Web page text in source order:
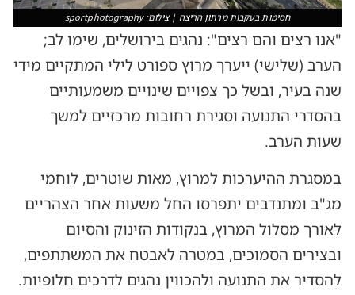
חסימות בעקבות מרתון הריצה | צילום: sportphotography
"אנו רצים והם רצים": נהגים בירושלים, שימו לב;
הערב (שלישי) ייערך מרוץ ספורט לילי המתקיים מידי
שנה בעיר, ובשל כך צפויים שינויים משמעותיים
בהסדרי התנועה וסגירת רחובות מרכזיים למשך
שעות הערב.
במסגרת ההיערכות למרוץ, מאות שוטרים, לוחמי
מג"ב ומתנדבים יתפרסו החל משעות אחר הצהריים
לאורך מסלול המרוץ, בנקודות הזינוק והסיום
ובצירים הסמוכים, במטרה לאבטח את המשתתפים,
להסדיר את התנועה ולהכווין נהגים לדרכים חלופיות.